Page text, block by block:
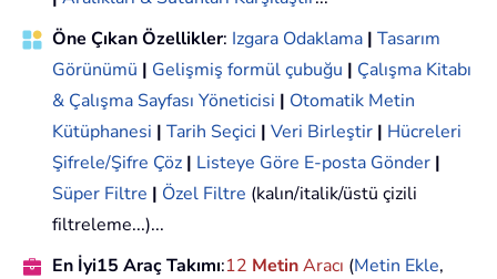
Öne Çıkan Özellikler: Izgara Odaklama | Tasarım
Görünümü | Gelişmiş formül çubuğu | Çalışma Kitabı
& Çalışma Sayfası Yöneticisi | Otomatik Metin
Kütüphanesi | Tarih Seçici | Veri Birleştir | Hücreleri
Şifrele/Şifre Çöz | Listeye Göre E-posta Gönder |
Süper Filtre | Özel Filtre (kalın/italik/üstü çizili
filtreleme...)...
En İyi15 Araç Takımı:12 MetinAracı (Metin Ekle,